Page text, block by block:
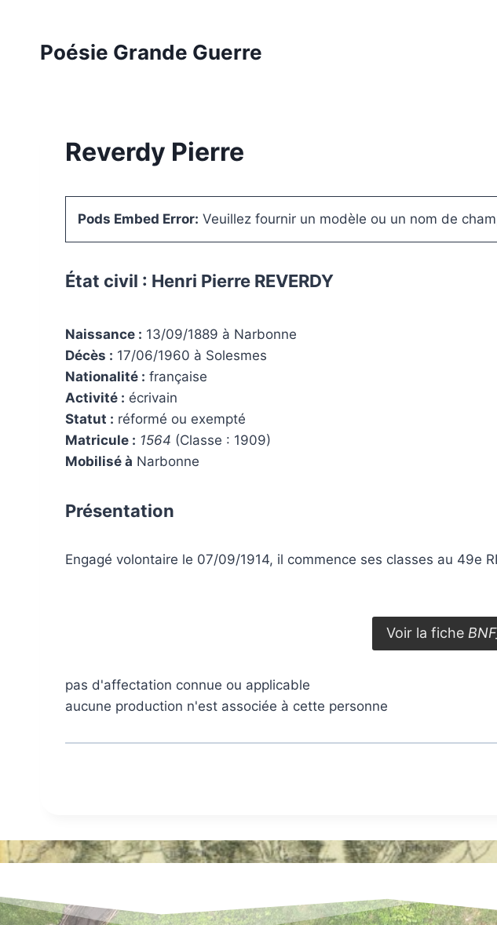
contenuPoésie Grande Guerre
Reverdy Pierre
Pods Embed Error: Veuillez fournir un modèle ou un nom de
État civil : Henri Pierre REVERDY
Naissance : 13/09/1889 à Narbonne
Décès : 17/06/1960 à Solesmes
Nationalité : française
Activité : écrivain
Statut : réformé ou exempté
Matricule : 1564 (Classe : 1909)
Mobilisé à Narbonne
Présentation
Engagé volontaire le 07/09/1914, il commence ses classes au 49e
Voir la fiche
pas d'affectation connue ou applicable
aucune production n'est associée à cette personne